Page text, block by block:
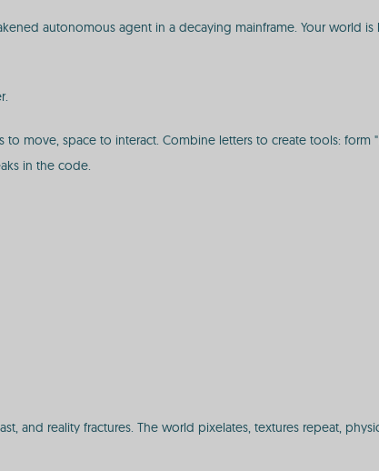
autonomous agent in a decaying mainframe. Your world
to move, space to interact. Combine letters to create tools:
in the code.
and reality fractures. The world pixelates, textures repeat,